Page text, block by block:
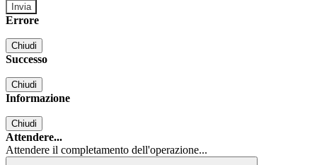
Errore
Chiudi
Successo
Chiudi
Informazione
Chiudi
Attendere...
Attendere il completamento dell'operazione...